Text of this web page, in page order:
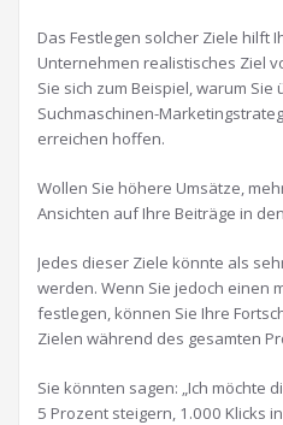
Das Festlegen solcher Ziele hilft
Unternehmen realistisches Ziel
Sie sich zum Beispiel, warum
Suchmaschinen-
erreichen hoffen.
Wollen Sie höhere Umsätze,
Ansichten auf Ihre Beiträge in
Jedes dieser Ziele könnte als
werden. Wenn Sie jedoch einen
festlegen, können Sie Ihre
Zielen während des gesamten
Sie könnten sagen: „Ich möchte
5 Prozent steigern, 1.000 Klicks